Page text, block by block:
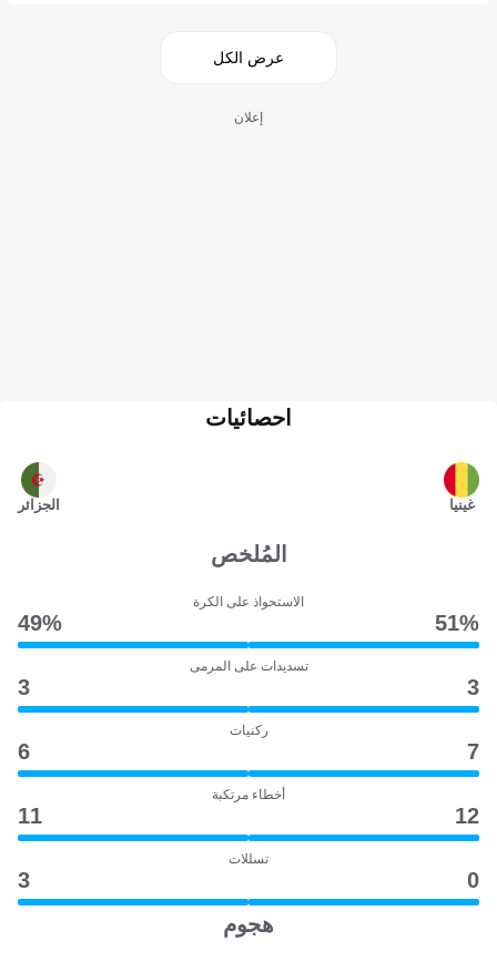
عرض الكل
إعلان
غينيا
احصائيات
الجزائر
المُلخص
الاستحواذ على الكرة
51‎%‎
49‎%‎
تسديدات على المرمى
3
3
ركنيات
7
6
أخطاء مرتكبة
12
11
تسللات
0
3
هجوم